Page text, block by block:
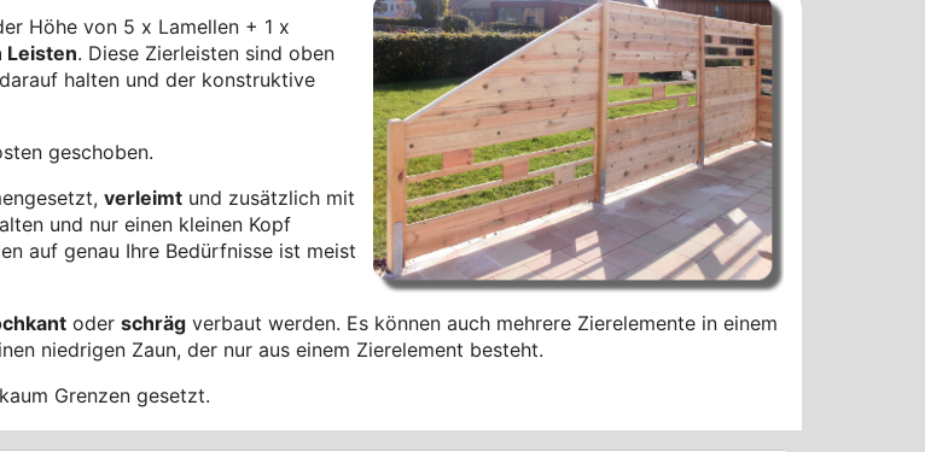
Höhe von 5 x Lamellen + 1 x
Leisten. Diese Zierleisten sind oben
halten und der konstruktive
geschoben.
verleimt und zusätzlich mit
und nur einen kleinen Kopf
auf genau Ihre Bedürfnisse ist meist
oder schräg verbaut werden. Es können auch mehrere Zierelemente in einem
niedrigen Zaun, der nur aus einem Zierelement besteht.
Grenzen gesetzt.